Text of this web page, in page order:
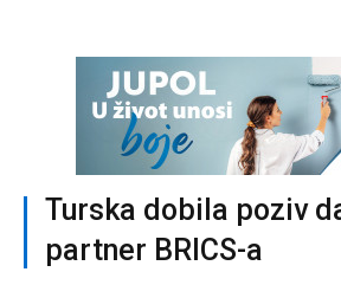
Turska dobila poziv
partner BRICS-a